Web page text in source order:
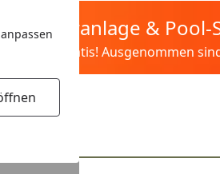
anpassen
&
gratis! Ausgenommen